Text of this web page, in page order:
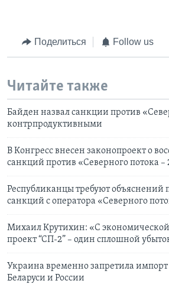
Поделиться Follow us
Читайте также
Байден назвал санкции против
контрпродуктивными
В Конгресс внесен законопроект о
санкций против «Северного потока –
Республиканцы требуют объяснений
санкций с оператора «Северного
Михаил Крутихин: «С экономической
проект “СП-2” – один сплошной
Украина временно запретила импорт
Беларуси и России